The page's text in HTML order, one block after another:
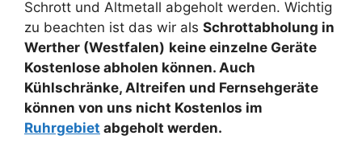
Schrott und Altmetall abgeholt werden. Wichtig
zu beachten ist das wir als Schrottabholung in
Werther (Westfalen) keine einzelne Geräte
Kostenlose abholen können. Auch
Kühlschränke, Altreifen und Fernsehgeräte
können von uns nicht Kostenlos im
Ruhrgebiet abgeholt werden.